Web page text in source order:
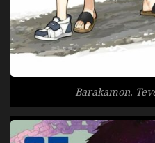
Barakamon.